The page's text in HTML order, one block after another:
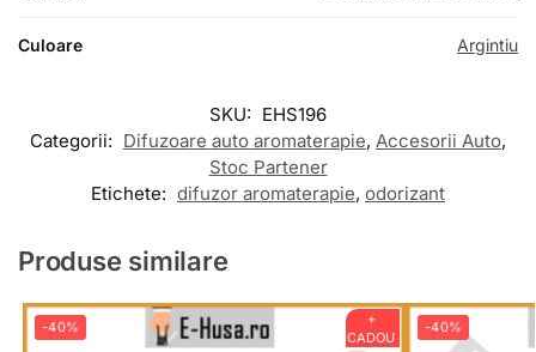
Culoare Argintiu
SKU: EHS196
Categorii: Difuzoare auto aromaterapie, Accesorii Auto,
Stoc Partener
Etichete: difuzor aromaterapie, odorizant
Produse similare
+
CADOU
-40% -40%